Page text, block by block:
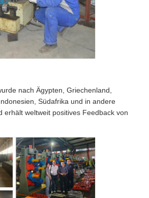
nach Ägypten, Griechenland,
Südafrika und in andere
erhält weltweit positives Feedback von